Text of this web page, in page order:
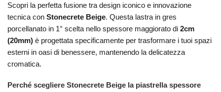
Scopri la perfetta fusione tra design iconico e innovazione
tecnica con Stonecrete Beige. Questa lastra in gres
porcellanato in 1° scelta nello spessore maggiorato di 2cm
(20mm) è progettata specificamente per trasformare i tuoi spazi
esterni in oasi di benessere, mantenendo la delicatezza
cromatica.
Perché scegliere Stonecrete Beige la piastrella spessore